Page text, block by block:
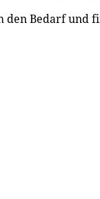
den Bedarf und